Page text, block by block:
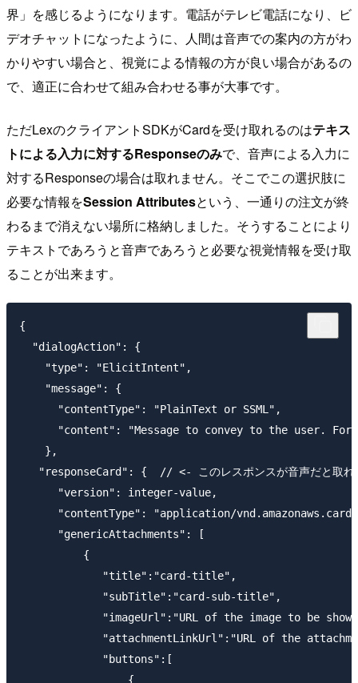
界」を感じるようになります。電話がテレビ電話になり、ビ
デオチャットになったように、人間は音声での案内の方がわ
かりやすい場合と、視覚による情報の方が良い場合があるの
で、適正に合わせて組み合わせる事が大事です。
ただLexのクライアントSDKがCardを受け取れるのはテキス
トによる入力に対するResponseのみで、音声による入力に
対するResponseの場合は取れません。そこでこの選択肢に
必要な情報をSession Attributesという、一通りの注文が終
わるまで消えない場所に格納しました。そうすることにより
テキストであろうと音声であろうと必要な視覚情報を受け取
ることが出来ます。
{
  "dialogAction": {
    "type": "ElicitIntent",
    "message": {
      "contentType": "PlainText or SSML",
"content": "Message to convey to the user.
    },
"responseCard": {  // <- このレスポンスが音声だと取れ
      "version": integer-value,
"contentType": "application/
      "genericAttachments": [
          {
             "title":"card-title",
             "subTitle":"card-sub-title",
"imageUrl":"URL of the image to be
"attachmentLinkUrl":"URL of the
             "buttons":[
                 {